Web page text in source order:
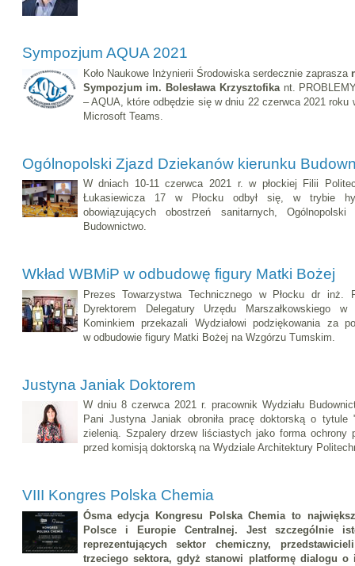
Sympozjum AQUA 2021
Koło Naukowe Inżynierii Środowiska serdecznie zaprasza
Sympozjum im. Bolesława Krzysztofika nt.
– AQUA, które odbędzie się w dniu 22 czerwca 2021 roku
Microsoft Teams.
Ogólnopolski Zjazd Dziekanów kierunku
W dniach 10-11 czerwca 2021 r. w płockiej Filii
Łukasiewicza 17 w Płocku odbył się, w trybie
obowiązujących obostrzeń sanitarnych,
Budownictwo.
Wkład WBMiP w odbudowę figury Matki Bożej
Prezes Towarzystwa Technicznego w Płocku dr inż.
Dyrektorem Delegatury Urzędu Marszałkowskiego
Kominkiem przekazali Wydziałowi podziękowania za
w odbudowie figury Matki Bożej na Wzgórzu Tumskim.
Justyna Janiak Doktorem
W dniu 8 czerwca 2021 r. pracownik Wydziału
Pani Justyna Janiak obroniła pracę doktorską o tytule
zielenią. Szpalery drzew liściastych jako forma ochrony
przed komisją doktorską na Wydziale Architektury
VIII Kongres Polska Chemia
Ósma edycja Kongresu Polska Chemia to
Polsce i Europie Centralnej. Jest szczególnie
reprezentujących sektor chemiczny,
trzeciego sektora, gdyż stanowi platformę dialogu o